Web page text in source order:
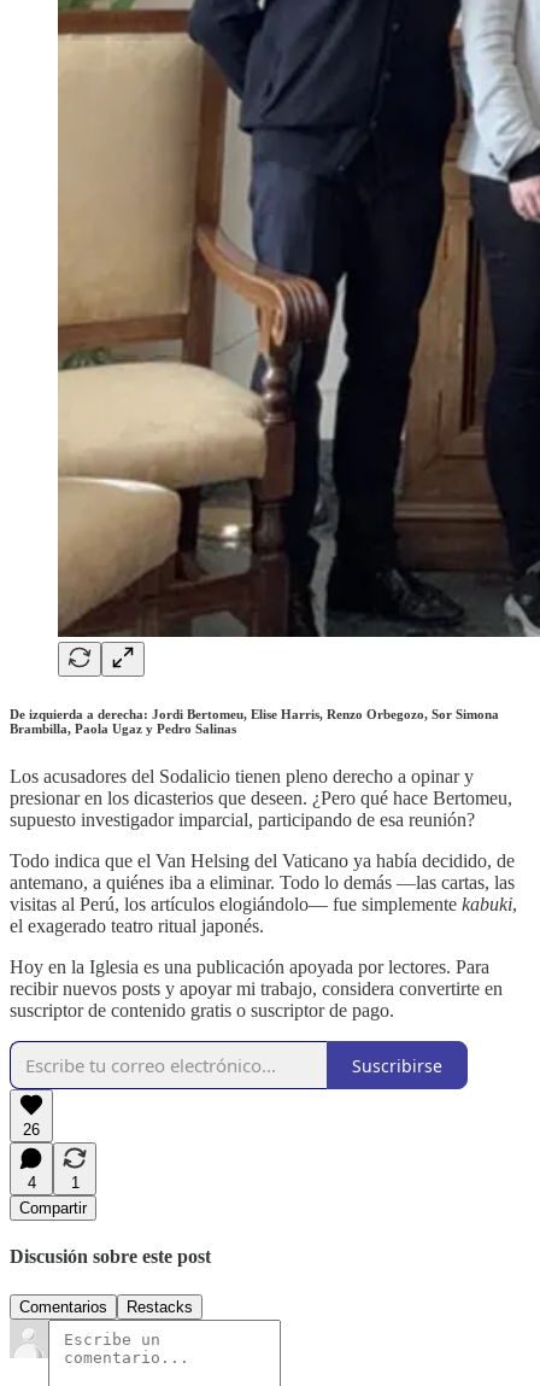
De izquierda a derecha: Jordi Bertomeu, Elise Harris, Renzo Orbegozo, Sor Simona
Brambilla, Paola Ugaz y Pedro Salinas
Los acusadores del Sodalicio tienen pleno derecho a opinar y
presionar en los dicasterios que deseen. ¿Pero qué hace Bertomeu,
supuesto investigador imparcial, participando de esa reunión?
Todo indica que el Van Helsing del Vaticano ya había decidido, de
antemano, a quiénes iba a eliminar. Todo lo demás —las cartas, las
visitas al Perú, los artículos elogiándolo— fue simplemente kabuki,
el exagerado teatro ritual japonés.
Hoy en la Iglesia es una publicación apoyada por lectores. Para
recibir nuevos posts y apoyar mi trabajo, considera convertirte en
suscriptor de contenido gratis o suscriptor de pago.
Suscribirse
26
4
1
Compartir
Discusión sobre este post
Comentarios Restacks